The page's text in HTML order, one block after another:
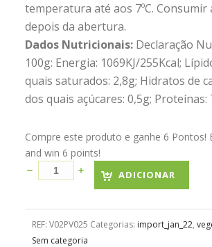
temperatura até aos 7ºC. Consumir
depois da abertura.
Dados Nutricionais:Declaração
100g: Energia: 1069KJ/255Kcal;
quais saturados: 2,8g; Hidratos de
dos quais açúcares: 0,5g; Proteínas:
Compre este produto e ganhe 6 Pontos!
and win 6 points!
ADICIONAR
REF: V02PV025 Categorias: import_jan_22,
Sem categoria